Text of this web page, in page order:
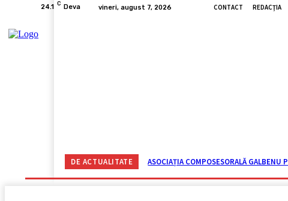
24.1 C Deva vineri, august 7, 2026 CONTACT REDACŢIA
DE ACTUALITATE ASOCIAȚIA COMPOSESORALĂ